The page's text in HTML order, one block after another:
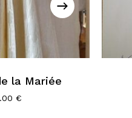
la Mariée
€